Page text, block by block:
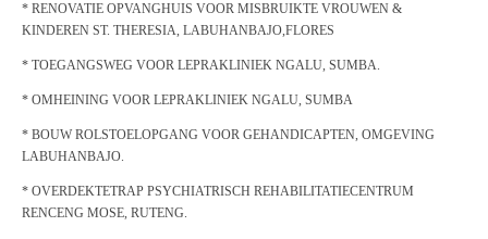
* RENOVATIE OPVANGHUIS VOOR MISBRUIKTE VROUWEN &
KINDEREN ST. THERESIA, LABUHANBAJO,FLORES
* TOEGANGSWEG VOOR LEPRAKLINIEK NGALU, SUMBA.
* OMHEINING VOOR LEPRAKLINIEK NGALU, SUMBA
* BOUW ROLSTOELOPGANG VOOR GEHANDICAPTEN, OMGEVING
LABUHANBAJO.
* OVERDEKTETRAP PSYCHIATRISCH REHABILITATIECENTRUM
RENCENG MOSE, RUTENG.